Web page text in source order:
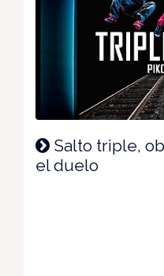
Salto triple,
el duelo